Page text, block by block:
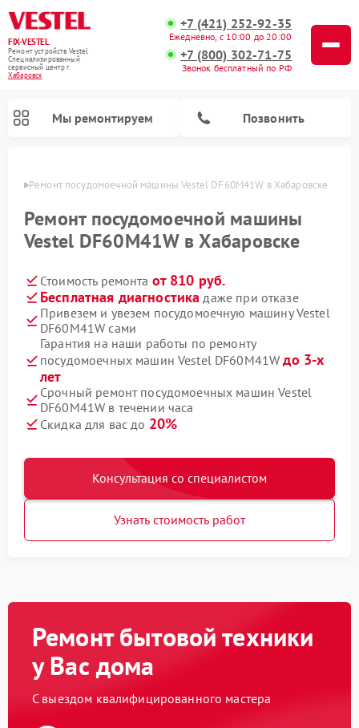
FIX-VESTEL
Ремонт устройств Vestel
Специализированный
cервисный центр г.
Хабаровск
+7 (421) 252-92-35
Ежедневно, с 10:00 до 20:00
+7 (800) 302-71-75
Звонок бесплатный по РФ
Мы ремонтируем Позвонить
Ремонт посудомоечной машины Vestel DF60M41W в Хабаровске
Ремонт посудомоечной машины
Vestel DF60M41W в Хабаровске
Стоимость ремонта от 810 руб.
Бесплатная диагностика даже при отказе
Привезем и увезем посудомоечную машину Vestel
DF60M41W сами
Гарантия на наши работы по ремонту
посудомоечных машин Vestel DF60M41Wдо 3-х
лет
Срочный ремонт посудомоечных машин Vestel
DF60M41W в течении часа
Скидка для вас до 20%
Консультация со специалистом
Узнать стоимость работ
Ремонт бытовой техники
у Вас дома
С выездом квалифицированного мастера